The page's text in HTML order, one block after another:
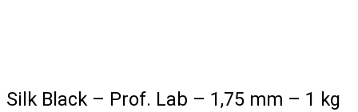
Silk Black – Prof. Lab – 1,75 mm – 1 kg